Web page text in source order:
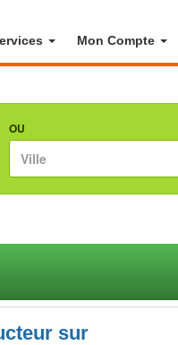
Mon Compte
OU
sur